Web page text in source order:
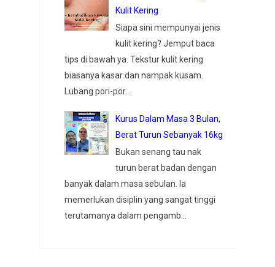
Kulit Kering
Siapa sini mempunyai jenis
kulit kering? Jemput baca
tips di bawah ya. Tekstur kulit kering
biasanya kasar dan nampak kusam.
Lubang pori-por...
Kurus Dalam Masa 3 Bulan,
Berat Turun Sebanyak 16kg
Bukan senang tau nak
turun berat badan dengan
banyak dalam masa sebulan. Ia
memerlukan disiplin yang sangat tinggi
terutamanya dalam pengamb...